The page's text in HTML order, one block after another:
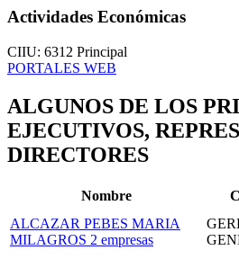
Actividades Económicas
CIIU: 6312 Principal
PORTALES WEB
ALGUNOS DE LOS
EJECUTIVOS,
DIRECTORES
Nombre
ALCAZAR PEBES MARIA
MILAGROS 2 empresas